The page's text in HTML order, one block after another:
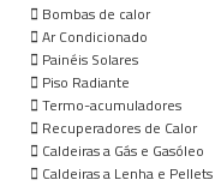
Bombas de calor
Ar Condicionado
Painéis Solares
Piso Radiante
Termo-acumuladores
Recuperadores de Calor
Caldeiras a Gás e Gasóleo
Caldeiras a Lenha e Pellets